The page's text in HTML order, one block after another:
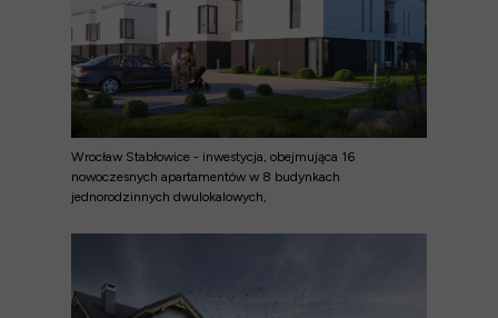
Wrocław Stabłowice - inwestycja, obejmująca 16
nowoczesnych apartamentów w 8 budynkach
jednorodzinnych dwulokalowych,